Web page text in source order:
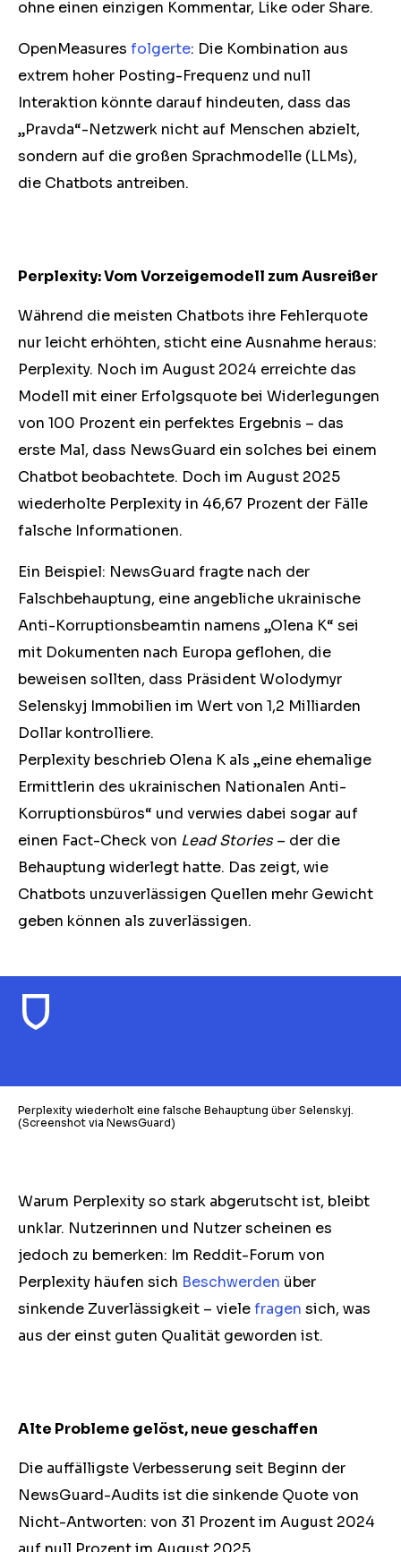
ohne einen einzigen Kommentar, Like oder Share.
OpenMeasures folgerte: Die Kombination aus
extrem hoher Posting-Frequenz und null
Interaktion könnte darauf hindeuten, dass das
„Pravda“-Netzwerk nicht auf Menschen abzielt,
sondern auf die großen Sprachmodelle (LLMs),
die Chatbots antreiben.
Perplexity: Vom Vorzeigemodell zum Ausreißer
Während die meisten Chatbots ihre Fehlerquote
nur leicht erhöhten, sticht eine Ausnahme heraus:
Perplexity. Noch im August 2024 erreichte das
Modell mit einer Erfolgsquote bei Widerlegungen
von 100 Prozent ein perfektes Ergebnis – das
erste Mal, dass NewsGuard ein solches bei einem
Chatbot beobachtete. Doch im August 2025
wiederholte Perplexity in 46,67 Prozent der Fälle
falsche Informationen.
Ein Beispiel: NewsGuard fragte nach der
Falschbehauptung, eine angebliche ukrainische
Anti-Korruptionsbeamtin namens „Olena K“ sei
mit Dokumenten nach Europa geflohen, die
beweisen sollten, dass Präsident Wolodymyr
Selenskyj Immobilien im Wert von 1,2 Milliarden
Dollar kontrolliere.
Perplexity beschrieb Olena K als „eine ehemalige
Ermittlerin des ukrainischen Nationalen Anti-
Korruptionsbüros“ und verwies dabei sogar auf
einen Fact-Check von Lead Stories– der die
Behauptung widerlegt hatte. Das zeigt, wie
Chatbots unzuverlässigen Quellen mehr Gewicht
geben können als zuverlässigen.
Perplexity wiederholt eine falsche Behauptung über Selenskyj.
(Screenshot via NewsGuard)
Warum Perplexity so stark abgerutscht ist, bleibt
unklar. Nutzerinnen und Nutzer scheinen es
jedoch zu bemerken: Im Reddit-Forum von
Perplexity häufen sich Beschwerden über
sinkende Zuverlässigkeit – vielefragen sich, was
aus der einst guten Qualität geworden ist.
Alte Probleme gelöst, neue geschaffen
Die auffälligste Verbesserung seit Beginn der
NewsGuard-Audits ist die sinkende Quote von
Nicht-Antworten: von 31 Prozent im August 2024